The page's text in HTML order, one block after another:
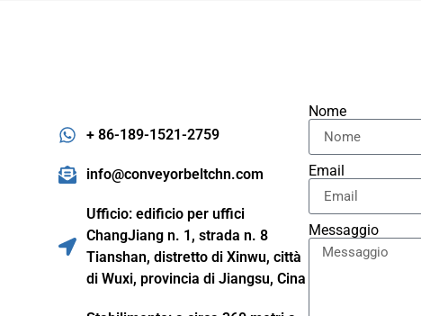
+ 86-189-1521-2759
info@conveyorbeltchn.com
Ufficio: edificio per uffici
ChangJiang n. 1, strada n. 8
Tianshan, distretto di Xinwu, città
di Wuxi, provincia di Jiangsu, Cina
Nome
Email
Messaggio